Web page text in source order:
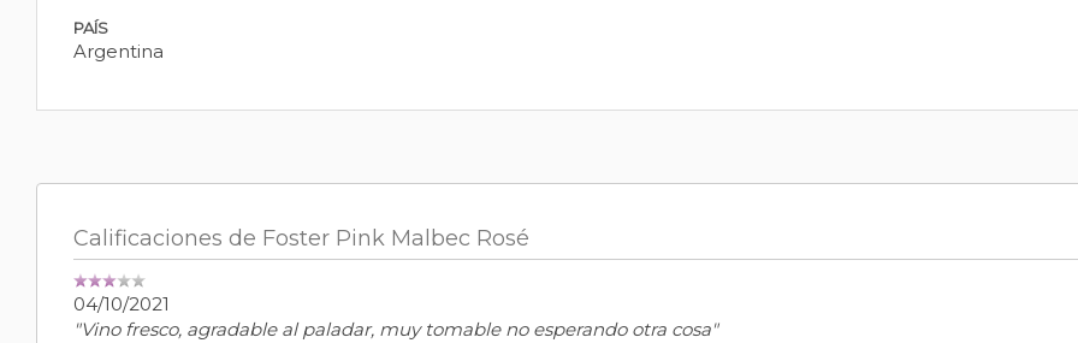
PAÍS
Argentina
Calificaciones de Foster Pink Malbec Rosé
04/10/2021
"Vino fresco, agradable al paladar, muy tomable no esperando otra cosa"